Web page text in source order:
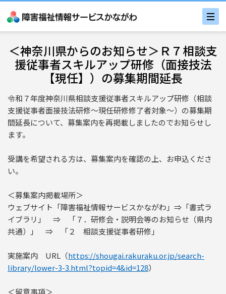
＜神奈川県からのお知らせ＞Ｒ７相談支
援従事者スキルアップ研修（面接技法
【現任】）の募集期間延長
令和７年度神奈川県相談支援従事者スキルアップ研修（相談
支援従事者面接技法研修～現任研修修了者対象～）の募集期
間延長について、募集案内を再掲載しましたのでお知らせし
ます。
受講を希望される方は、募集案内を確認の上、お申込くださ
い。
＜募集案内掲載場所＞
ウェブサイト「障害福祉情報サービスかながわ」⇒「書式ラ
イブラリ」 ⇒ 「７．研修会・説明会等のお知らせ（県内
共通）」 ⇒ 「２ 相談支援従事者研修」
実施案内 URL（https://shougai.rakuraku.or.jp/search-
library/lower-3-3.html?topid=4&id=128）
＜留意事項＞